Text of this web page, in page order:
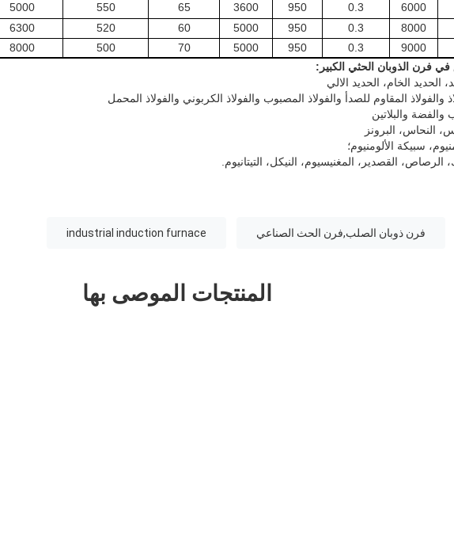
6000
0.3
950
3600
65
550
5000
8000
0.3
950
5000
60
520
6300
9000
0.3
950
5000
70
500
8000
فرن ذوبان الصلب,فرن الحث الصناعي industrial induction furnace
المنتجات الموصى بها